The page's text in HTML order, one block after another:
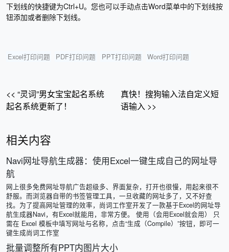
下划线的快捷键为Ctrl+U。您也可以手动点击Word菜单中的下划线按
钮添加或者删除下划线。
Excel打印问题 PDF打印问题 PPT打印问题 Word打印问题
<< “灵词”男女宝宝起名系统
起名系统更新了！
真快！搜狗输入法自定义短
语输入 >>
相关内容
Navi网址导航生成器：使用Excel一键生成自己的网址导
航
网上很多免费网址导航广告超级多、界面复杂，打开也很慢，用起来很不
舒服。而浏览器自带的书签管理工具，一旦收藏的网址多了，又不好查
找。为了提高网址管理的效率，尚词工作室开发了一款基于Excel的网址导
航生成器Navi，有Excel就能用，非常方便。 使用（会用Excel就会用） 只
需在 Excel 模板中填写网址与名称，点击“生成（Compile）”按钮，即可一
键生成尚词工作室
批量调整所有PPT内图片大小